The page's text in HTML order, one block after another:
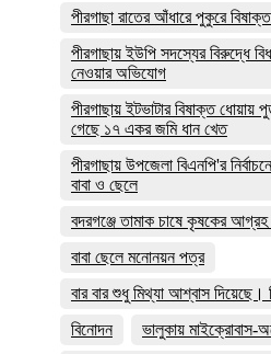
পীরগাছা রাতের আঁধারে পুকুরে
পীরগাছায় ইউপি সদস্যের বিরুদ্ধে
নেওয়ার অভিযোগ
পীরগাছায় ইটভাটার বিষাক্ত
গেছে ১৭ একর জমি ধান খেত
পীরগাছায় উপজেলা বিএনপি'র
বাবা ও ছেলে
বদরগঞ্জে তামাক চাষে কৃষকের আগ্রহ
বাবা ছেলে মনোনয়ন পত্র
বার বার শুধু মিথ্যা আশ্বাস দিয়েছে।
বিনোদন
ভালুকায় মাইক্রোবাস-